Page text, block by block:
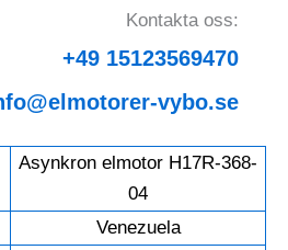
Kontakta oss:
+49 15123569470
vybo.se
Asynkron elmotor H17R-368-
04
Venezuela